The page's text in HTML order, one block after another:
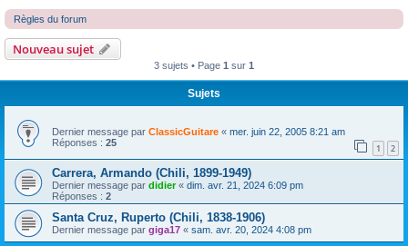
Règles du forum
Nouveau sujet
3 sujets • Page 1 sur 1
Sujets
Dernier message par ClassicGuitare « mer. juin 22, 2005 8:21 am
Réponses : 25 1 2
Carrera, Armando (Chili, 1899-1949)
Dernier message par didier« dim. avr. 21, 2024 6:09 pm
Réponses : 2
Santa Cruz, Ruperto (Chili, 1838-1906)
Dernier message par giga17 « sam. avr. 20, 2024 4:08 pm